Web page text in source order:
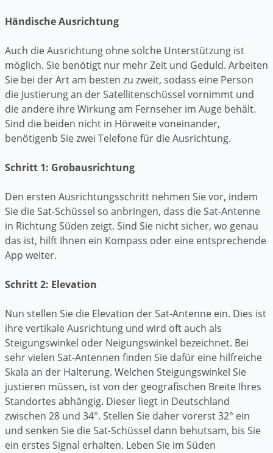
Händische Ausrichtung
Auch die Ausrichtung ohne solche Unterstützung ist
möglich. Sie benötigt nur mehr Zeit und Geduld. Arbeiten
Sie bei der Art am besten zu zweit, sodass eine Person
die Justierung an der Satellitenschüssel vornimmt und
die andere ihre Wirkung am Fernseher im Auge behält.
Sind die beiden nicht in Hörweite voneinander,
benötigenb Sie zwei Telefone für die Ausrichtung.
Schritt 1: Grobausrichtung
Den ersten Ausrichtungsschritt nehmen Sie vor, indem
Sie die Sat-Schüssel so anbringen, dass die Sat-Antenne
in Richtung Süden zeigt. Sind Sie nicht sicher, wo genau
das ist, hilft Ihnen ein Kompass oder eine entsprechende
App weiter.
Schritt 2: Elevation
Nun stellen Sie die Elevation der Sat-Antenne ein. Dies ist
ihre vertikale Ausrichtung und wird oft auch als
Steigungswinkel oder Neigungswinkel bezeichnet. Bei
sehr vielen Sat-Antennen finden Sie dafür eine hilfreiche
Skala an der Halterung. Welchen Steigungswinkel Sie
justieren müssen, ist von der geografischen Breite Ihres
Standortes abhängig. Dieser liegt in Deutschland
zwischen 28 und 34°. Stellen Sie daher vorerst 32° ein
und senken Sie die Sat-Schüssel dann behutsam, bis Sie
ein erstes Signal erhalten. Leben Sie im Süden